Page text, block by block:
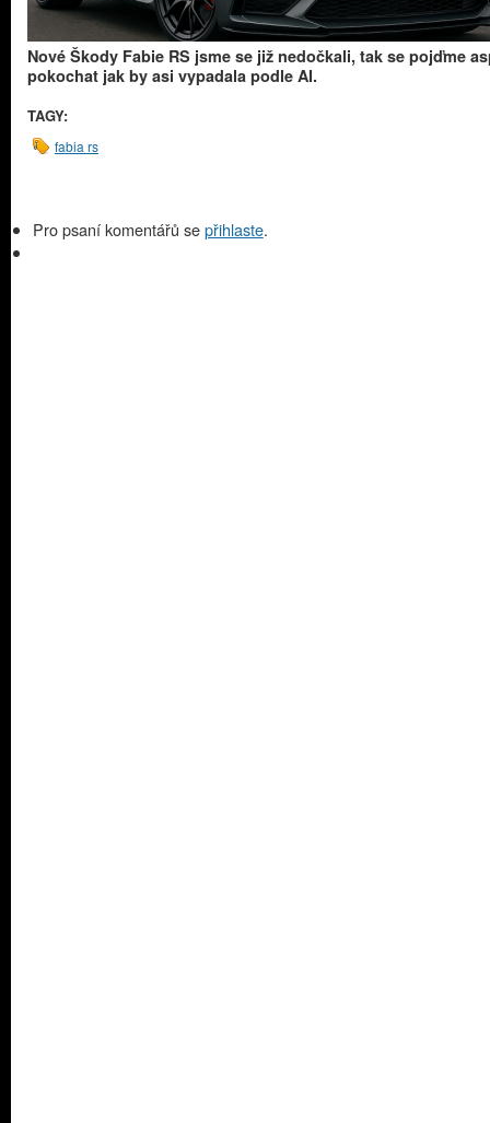
Nové Škody Fabie RS jsme se již nedočkali, tak se pojďme
pokochat jak by asi vypadala podle AI.
TAGY:
fabia rs
Pro psaní komentářů sepřihlaste.